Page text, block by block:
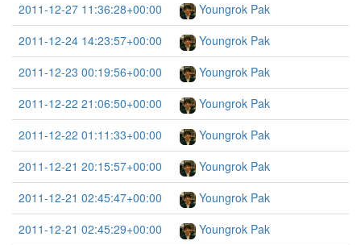
2011-12-27 11:36:28+00:00
Youngrok Pak
2011-12-24 14:23:57+00:00
Youngrok Pak
2011-12-23 00:19:56+00:00
Youngrok Pak
2011-12-22 21:06:50+00:00
Youngrok Pak
2011-12-22 01:11:33+00:00
Youngrok Pak
2011-12-21 20:15:57+00:00
Youngrok Pak
2011-12-21 02:45:47+00:00
Youngrok Pak
2011-12-21 02:45:29+00:00
Youngrok Pak